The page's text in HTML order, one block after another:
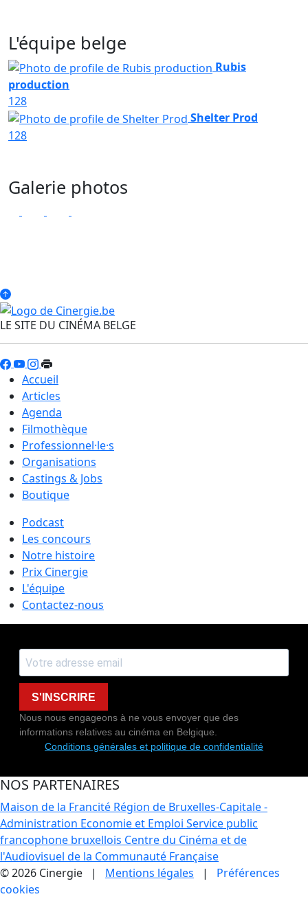
L'équipe belge
Rubis
production
128
Shelter Prod
128
Galerie photos
LE SITE DU CINÉMA BELGE
Accueil
Articles
Agenda
Filmothèque
Professionnel·le·s
Organisations
Castings & Jobs
Boutique
Podcast
Les concours
Notre histoire
Prix Cinergie
L'équipe
Contactez-nous
S'INSCRIRE
Nous nous engageons à ne vous envoyer que des
informations relatives au cinéma en Belgique.
Conditions générales et politique de confidentialité
NOS PARTENAIRES
Maison de la Francité Région de Bruxelles-Capitale -
Administration Economie et Emploi Service public
francophone bruxellois Centre du Cinéma et de
l'Audiovisuel de la Communauté Française
© 2026 Cinergie | Mentions légales | Préférences
cookies